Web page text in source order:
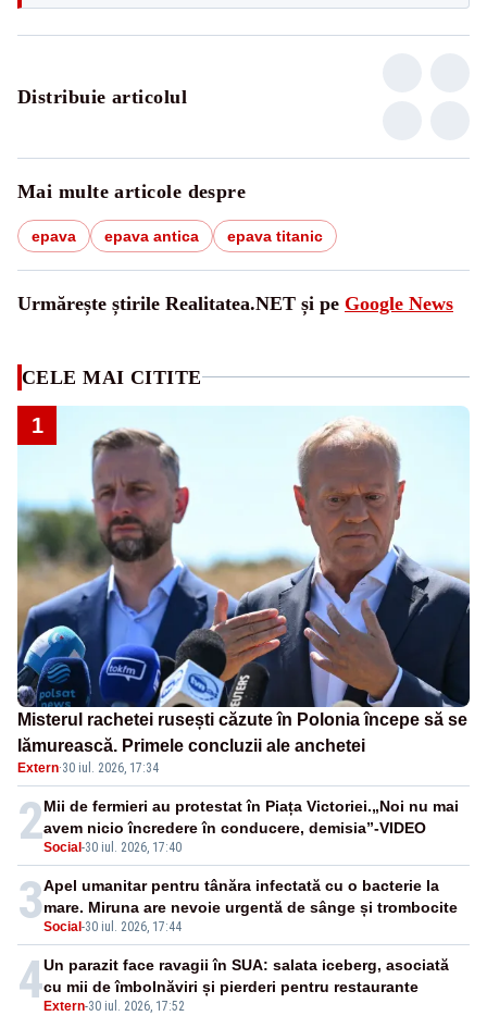
Distribuie articolul
Mai multe articole despre
epava epava antica epava titanic
Urmărește știrile Realitatea.NET și pe Google News
CELE MAI CITITE
1
Misterul rachetei rusești căzute în Polonia începe să se
lămurească. Primele concluzii ale anchetei
Extern·30 iul. 2026, 17:34
2Social -30 iul. 2026, 17:40
Mii de fermieri au protestat în Piața Victoriei.„Noi nu mai
avem nicio încredere în conducere, demisia”-VIDEO
3Social -30 iul. 2026, 17:44
Apel umanitar pentru tânăra infectată cu o bacterie la
mare. Miruna are nevoie urgentă de sânge și trombocite
4 Extern-30 iul. 2026, 17:52
Un parazit face ravagii în SUA: salata iceberg, asociată
cu mii de îmbolnăviri și pierderi pentru restaurante